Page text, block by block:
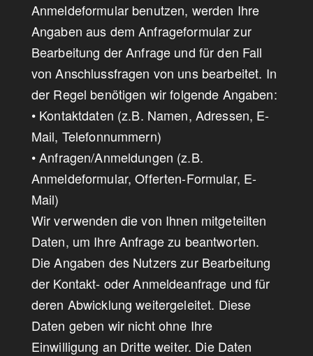
Anmeldeformular benutzen, werden Ihre
Angaben aus dem Anfrageformular zur
Bearbeitung der Anfrage und für den Fall
von Anschlussfragen von uns bearbeitet. In
der Regel benötigen wir folgende Angaben:
• Kontaktdaten (z.B. Namen, Adressen, E-
Mail, Telefonnummern)
• Anfragen/Anmeldungen (z.B.
Anmeldeformular, Offerten-Formular, E-
Mail)
Wir verwenden die von Ihnen mitgeteilten
Daten, um Ihre Anfrage zu beantworten.
Die Angaben des Nutzers zur Bearbeitung
der Kontakt- oder Anmeldeanfrage und für
deren Abwicklung weitergeleitet. Diese
Daten geben wir nicht ohne Ihre
Einwilligung an Dritte weiter. Die Daten